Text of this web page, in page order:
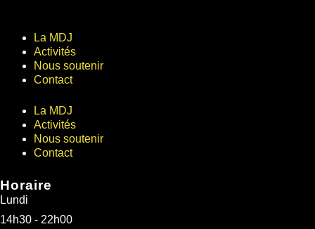
La MDJ
Activités
Nous soutenir
Contact
La MDJ
Activités
Nous soutenir
Contact
Horaire
Lundi
14h30 - 22h00